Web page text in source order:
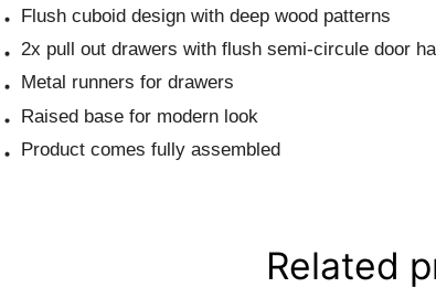
Flush cuboid design with deep wood patterns
2x pull out drawers with flush semi-circule door
Metal runners for drawers
Raised base for modern look
Product comes fully assembled
Related